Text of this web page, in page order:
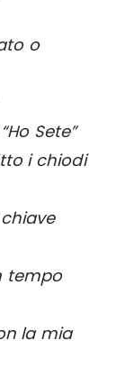
o
Sete”
i chiodi
tempo
la mia